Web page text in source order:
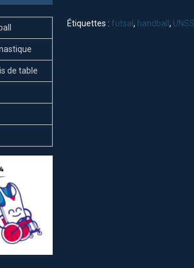
de table
Étiquettes : futsal, handball,